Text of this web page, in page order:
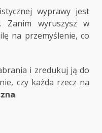
wyprawy jest
Zanim wyruszysz w
na przemyślenie, co
i zredukuj ją do
czy każda rzecz na
.